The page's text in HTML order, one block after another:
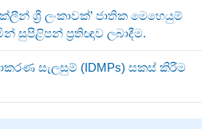
ශ්‍රී ලංකාවක්’ ජාතික මෙහෙයුම්
සුපිළිපන් ප්‍රතිඥාව ලබාදීම.
සැලසුම් (IDMPs) සකස් කිරීම